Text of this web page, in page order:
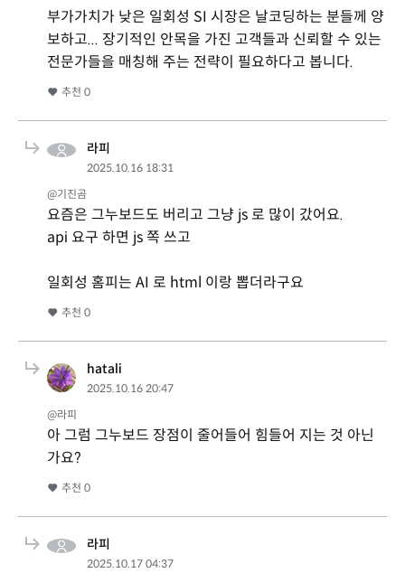
부가가치가 낮은 일회성 SI 시장은 날코딩하는 분들께 양
보하고... 장기적인 안목을 가진 고객들과 신뢰할 수 있는
전문가들을 매칭해 주는 전략이 필요하다고 봅니다.
추천 0
라피
2025.10.16 18:31
@기진곰
요즘은 그누보드도 버리고 그냥 js 로 많이 갔어요.
api 요구 하면 js 쪽 쓰고
일회성 홈피는 AI 로 html 이랑 뽑더라구요
추천 0
hatali
2025.10.16 20:47
@라피
아 그럼 그누보드 장점이 줄어들어 힘들어 지는 것 아닌
가요?
추천 0
라피
2025.10.17 04:37